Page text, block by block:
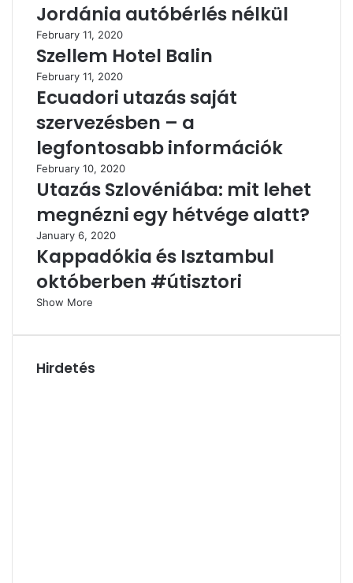
Jordánia autóbérlés nélkül
February 11, 2020
Szellem Hotel Balin
February 11, 2020
Ecuadori utazás saját
szervezésben – a
legfontosabb információk
February 10, 2020
Utazás Szlovéniába: mit lehet
megnézni egy hétvége alatt?
January 6, 2020
Kappadókia és Isztambul
októberben #útisztori
Show More
Hirdetés